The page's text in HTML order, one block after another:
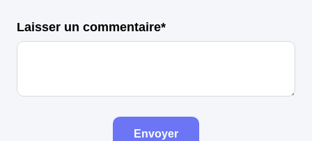
Laisser un commentaire*
Envoyer